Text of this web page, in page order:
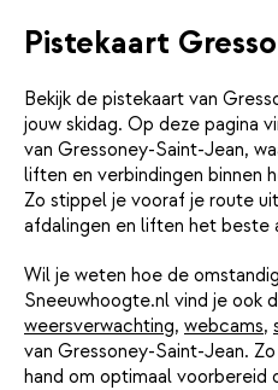
Pistekaart
Bekijk de pistekaart van
jouw skidag. Op deze pagina
van Gressoney-Saint-Jean,
liften en verbindingen binnen
Zo stippel je vooraf je route
afdalingen en liften het beste
Wil je weten hoe de
Sneeuwhoogte.nl vind je ook
weersverwachting, webcams,
van Gressoney-Saint-Jean.
hand om optimaal voorbereid